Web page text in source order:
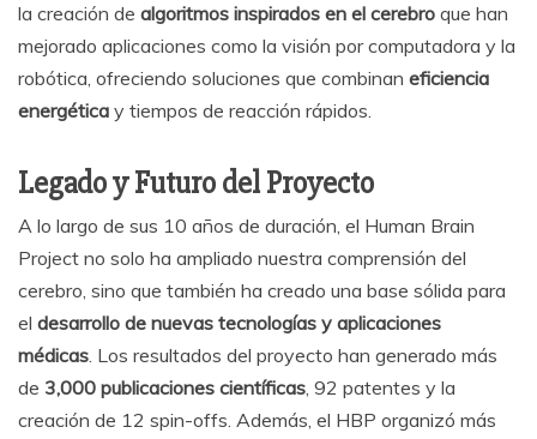
la creación de algoritmos inspirados en el cerebro que han
mejorado aplicaciones como la visión por computadora y la
robótica, ofreciendo soluciones que combinan eficiencia
energética y tiempos de reacción rápidos.
Legado y Futuro del Proyecto
A lo largo de sus 10 años de duración, el Human Brain
Project no solo ha ampliado nuestra comprensión del
cerebro, sino que también ha creado una base sólida para
el desarrollo de nuevas tecnologías y aplicaciones
médicas. Los resultados del proyecto han generado más
de 3,000 publicaciones científicas, 92 patentes y la
creación de 12 spin-offs. Además, el HBP organizó más